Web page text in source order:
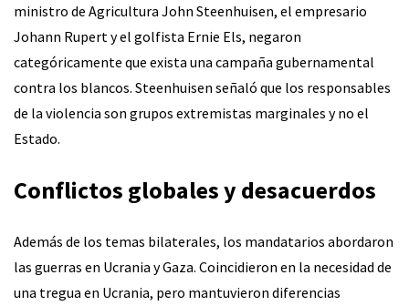
ministro de Agricultura John Steenhuisen, el empresario
Johann Rupert y el golfista Ernie Els, negaron
categóricamente que exista una campaña gubernamental
contra los blancos. Steenhuisen señaló que los responsables
de la violencia son grupos extremistas marginales y no el
Estado.
Conflictos globales y desacuerdos
Además de los temas bilaterales, los mandatarios abordaron
las guerras en Ucrania y Gaza. Coincidieron en la necesidad de
una tregua en Ucrania, pero mantuvieron diferencias